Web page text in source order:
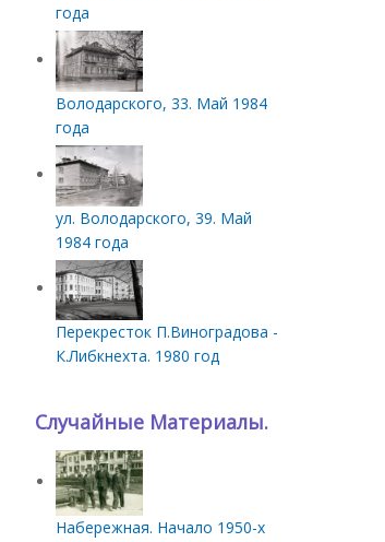
года
Володарского, 33. Май 1984
года
ул. Володарского, 39. Май
1984 года
Перекресток П.Виноградова -
К.Либкнехта. 1980 год
Случайные Материалы.
Набережная. Начало 1950-х